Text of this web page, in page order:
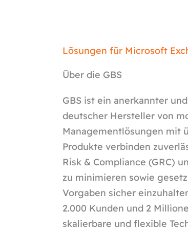
Lösungen für Microsoft
Über die GBS
GBS ist ein anerkannter
deutscher Hersteller von
Managementlösungen mit
Produkte verbinden
Risk & Compliance (GRC)
zu minimieren sowie
Vorgaben sicher
2.000 Kunden und 2
skalierbare und flexible